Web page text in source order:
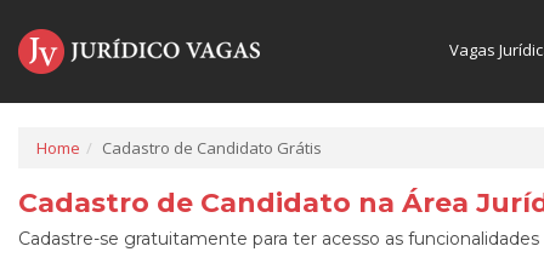
Vagas
Home Cadastro de Candidato Grátis
Cadastro de Candidato na Área
Cadastre-se gratuitamente para ter acesso as